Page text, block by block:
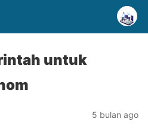
untuk
5 bulan ago